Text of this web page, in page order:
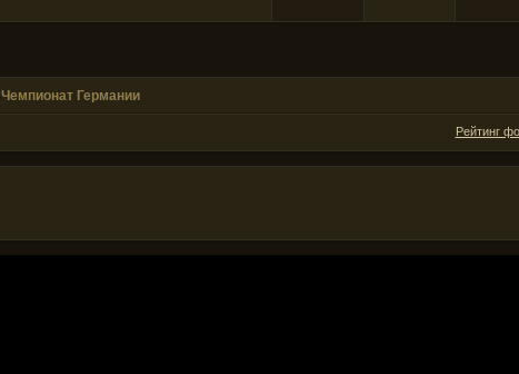
Чемпионат Германии
Рейтинг